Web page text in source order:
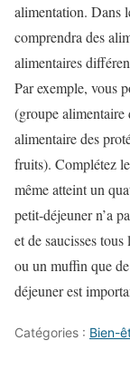
alimentation. Dans
comprendra des
alimentaires
Par exemple, vous
(groupe alimentaire
alimentaire des
fruits). Complétez
même atteint un
petit-déjeuner n’a
et de saucisses
ou un muffin que
déjeuner est
Catégories : Bien-